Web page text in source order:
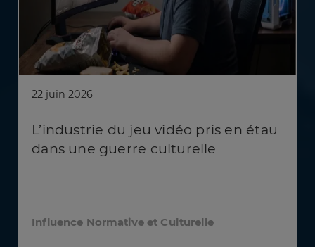
22 juin 2026
L’industrie du jeu vidéo pris en étau
dans une guerre culturelle
Influence Normative et Culturelle